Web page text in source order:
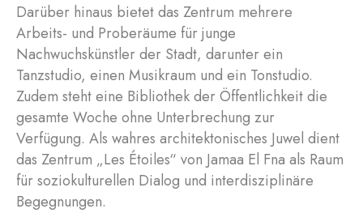
Darüber hinaus bietet das Zentrum mehrere
Arbeits- und Proberäume für junge
Nachwuchskünstler der Stadt, darunter ein
Tanzstudio, einen Musikraum und ein Tonstudio.
Zudem steht eine Bibliothek der Öffentlichkeit die
gesamte Woche ohne Unterbrechung zur
Verfügung. Als wahres architektonisches Juwel dient
das Zentrum „Les Étoiles“ von Jamaa El Fna als Raum
für soziokulturellen Dialog und interdisziplinäre
Begegnungen.